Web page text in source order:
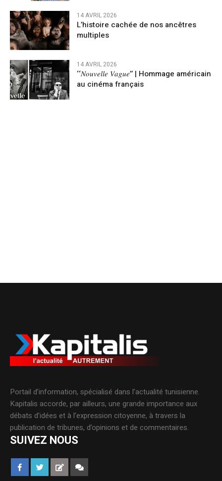
14 AVRIL 2026
L’histoire cachée de nos ancêtres
multiples
14 AVRIL 2026
‘‘𝑁𝑜𝑢𝑣𝑒𝑙𝑙𝑒 𝑉𝑎𝑔𝑢𝑒’’ | Hommage américain
au cinéma français
Portail d’information, spécialisé dans l’actualité tunisienne.
Kapitalis accorde, par ailleurs, une grande importance aux
débats d’idées et à l’expression citoyenne, à travers la
publication de tribunes, d’opinions et de commentaires.
SUIVEZ NOUS